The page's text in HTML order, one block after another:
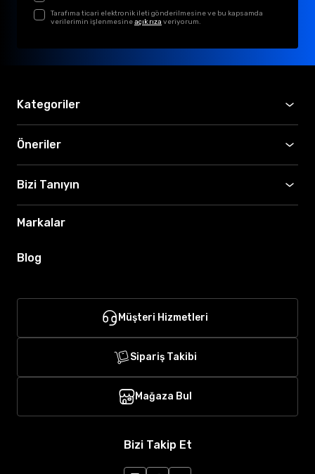
Tarafıma ticari elektronik ileti gönderilmesine ve bu kapsamda
verilerimin işlenmesineaçık rıza veriyorum.
Kategoriler
Öneriler
Bizi Tanıyın
Markalar
Blog
Müşteri Hizmetleri
Sipariş Takibi
Mağaza Bul
Bizi Takip Et